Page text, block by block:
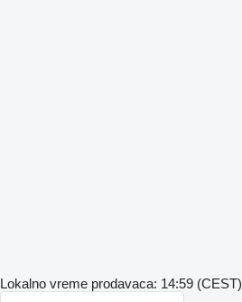
Lokalno vreme prodavaca: 14:59 (CEST)